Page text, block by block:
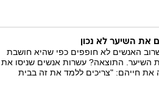
את השיער לא נכון
האנשים לא חופפים כפי שהיא חושבת
השיער. התוצאה? עשרות אנשים שניסו את
את חייהם: "צריכים ללמד את זה בבית